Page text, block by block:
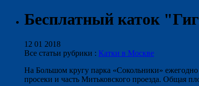
Бесплатный каток
12 01 2018
Все статьи рубрики : Катки в Москве
На Большом кругу парка «Сокольники»
просеки и часть Митьковского проезда. Общая